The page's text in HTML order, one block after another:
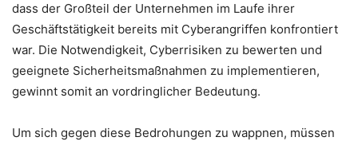
dass der Großteil der Unternehmen im Laufe ihrer
Geschäftstätigkeit bereits mit Cyberangriffen konfrontiert
war. Die Notwendigkeit, Cyberrisiken zu bewerten und
geeignete Sicherheitsmaßnahmen zu implementieren,
gewinnt somit an vordringlicher Bedeutung.
Um sich gegen diese Bedrohungen zu wappnen, müssen